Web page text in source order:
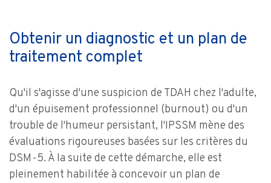
Obtenir un diagnostic et un plan de
traitement complet
Qu'il s'agisse d'une suspicion de TDAH chez l'adulte,
d'un épuisement professionnel (burnout) ou d'un
trouble de l'humeur persistant, l'IPSSM mène des
évaluations rigoureuses basées sur les critères du
DSM-5. À la suite de cette démarche, elle est
pleinement habilitée à concevoir un plan de